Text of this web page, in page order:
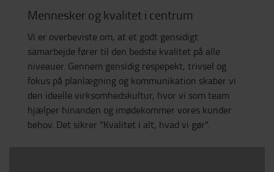
Mennesker og kvalitet i centrum
Vi er overbeviste om, at et godt gensidigt
samarbejde fører til den bedste kvalitet på alle
niveauer. Gennem gensidig respepekt, trivsel og
fokus på planlægning og kommunikation skaber vi
den ideelle virksomhedskultur, hvor vi som team
hjælper hinanden og imødekommer vores kunder
behov. Det sikrer "Kvalitet i alt, hvad vi gør".